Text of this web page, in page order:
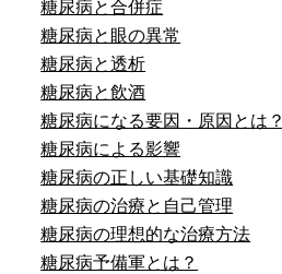
糖尿病と合併症
糖尿病と眼の異常
糖尿病と透析
糖尿病と飲酒
糖尿病になる要因・原因とは？
糖尿病による影響
糖尿病の正しい基礎知識
糖尿病の治療と自己管理
糖尿病の理想的な治療方法
糖尿病予備軍とは？